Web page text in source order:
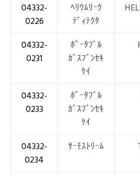
04332-
0226
ﾍﾘｳﾑﾘｰｸ
ﾃﾞｨﾃｸﾀ
04332-
0231
ﾎﾟｰﾀﾌﾞﾙ
ｶﾞｽﾌﾞﾝｾｷ
ｹｲ
04332-
0233
ﾎﾟｰﾀﾌﾞﾙ
ｶﾞｽﾌﾞﾝｾｷ
ｹｲ
04332-
0234
ｻｰﾓｽﾄﾘｰﾑ